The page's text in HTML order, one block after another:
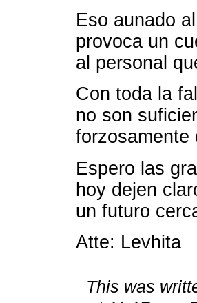
Eso aunado
provoca un
al personal
Con toda la
no son
forzosamente
Espero las
hoy dejen
un futuro
Atte: Levhita
This was